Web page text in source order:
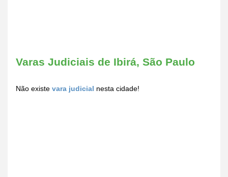
Varas Judiciais de Ibirá, São Paulo
Não existe vara judicial nesta cidade!